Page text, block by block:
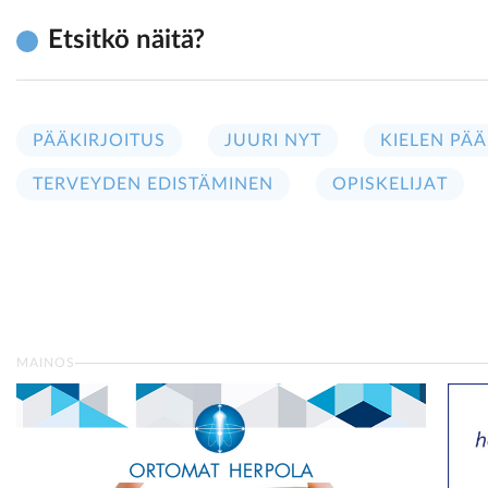
Etsitkö näitä?
PÄÄKIRJOITUS JUURI NYT KIELEN
TERVEYDEN EDISTÄMINEN OPISKELIJAT
MAINOS